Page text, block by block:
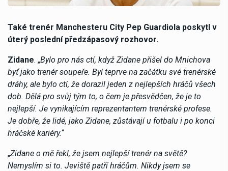
Také trenér Manchesteru City Pep Guardiola poskytl v
úterý poslední předzápasový rozhovor.
Zidane. „Bylo pro nás ctí, když Zidane přišel do Mnichova
byť jako trenér soupeře. Byl teprve na začátku své trenérské
dráhy, ale bylo ctí, že dorazil jeden z nejlepších hráčů všech
dob. Dělá pro svůj tým to, o čem je přesvědčen, že je to
nejlepší. Je vynikajícím reprezentantem trenérské profese.
Je dobře, že lidé, jako Zidane, zůstávají u fotbalu i po konci
hráčské kariéry.“
„Zidane o mě řekl, že jsem nejlepší trenér na světě?
Nemyslím si to. Jeviště patří hráčům. Nikdy jsem se